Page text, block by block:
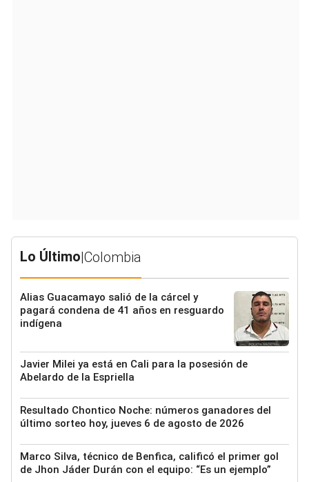
Lo Último Colombia
Alias Guacamayo salió de la cárcel y
pagará condena de 41 años en resguardo
indígena
Javier Milei ya está en Cali para la posesión de
Abelardo de la Espriella
Resultado Chontico Noche: números ganadores del
último sorteo hoy, jueves 6 de agosto de 2026
Marco Silva, técnico de Benfica, calificó el primer gol
de Jhon Jáder Durán con el equipo: “Es un ejemplo”